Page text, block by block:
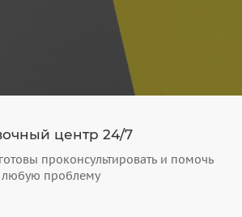
центр 24/7
проконсультировать и помочь
любую проблему